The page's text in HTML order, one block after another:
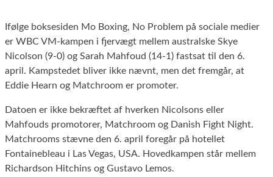
Ifølge boksesiden Mo Boxing, No Problem på sociale medier
er WBC VM-kampen i fjervægt mellem australske Skye
Nicolson (9-0) og Sarah Mahfoud (14-1) fastsat til den 6.
april. Kampstedet bliver ikke nævnt, men det fremgår, at
Eddie Hearn og Matchroom er promoter.
Datoen er ikke bekræftet af hverken Nicolsons eller
Mahfouds promotorer, Matchroom og Danish Fight Night.
Matchrooms stævne den 6. april foregår på hotellet
Fontainebleau i Las Vegas, USA. Hovedkampen står mellem
Richardson Hitchins og Gustavo Lemos.